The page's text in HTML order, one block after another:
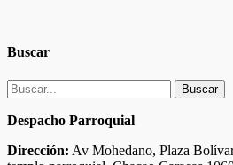
Buscar
Buscar:
Despacho Parroquial
Dirección: Av Mohedano, Plaza